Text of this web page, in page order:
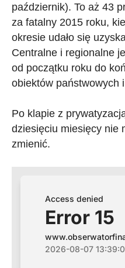
październik). To aż 43
za fatalny 2015 roku,
okresie udało się
Centralne i regionalne
od początku roku do
obiektów państwowych
Po klapie z
dziesięciu miesięcy nie
zmienić.